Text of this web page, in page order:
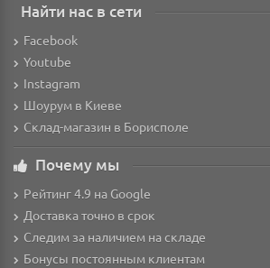
Найти нас в сети
Facebook
Youtube
Instagram
Шоурум в Киеве
Склад-магазин в Борисполе
Почему мы
Рейтинг 4.9 на Google
Доставка точно в срок
Следим за наличием на складе
Бонусы постоянным клиентам